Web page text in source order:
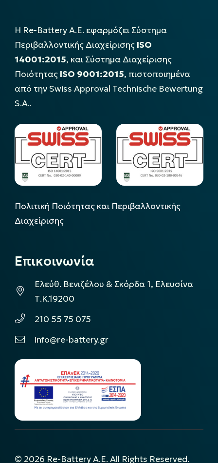
Η Re-Battery Α.Ε. εφαρμόζει Σύστημα
Περιβαλλοντικής Διαχείρισης ISO
14001:2015, και Σύστημα Διαχείρισης
Ποιότητας ISO 9001:2015, πιστοποιημένα
από την Swiss Approval Technische Bewertung
S.A..
Πολιτική Ποιότητας και Περιβαλλοντικής
Διαχείρισης
Επικοινωνία
Ελεύθ. Βενιζέλου & Σκόρδα 1, Ελευσίνα
Τ.Κ.19200
210 55 75 075
info@re-battery.gr
© 2026 Re-Battery A.E. All Rights Reserved.